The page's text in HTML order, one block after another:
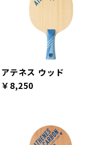
アテネス ウッド
￥8,250